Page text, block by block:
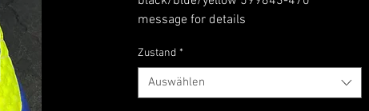
message for details
Zustand *
Auswählen